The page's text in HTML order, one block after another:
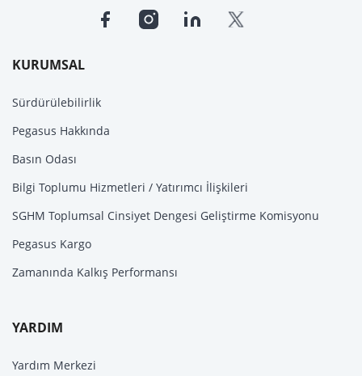
KURUMSAL
Sürdürülebilirlik
Pegasus Hakkında
Basın Odası
Bilgi Toplumu Hizmetleri / Yatırımcı İlişkileri
SGHM Toplumsal Cinsiyet Dengesi Geliştirme Komisyonu
Pegasus Kargo
Zamanında Kalkış Performansı
YARDIM
Yardım Merkezi